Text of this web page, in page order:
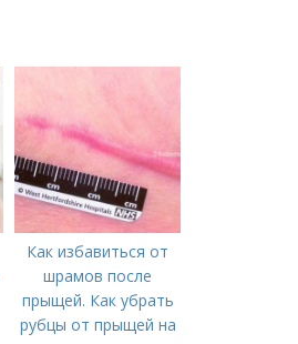
Как избавиться от
шрамов после
прыщей. Как убрать
рубцы от прыщей на